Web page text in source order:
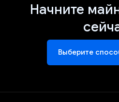
Начните
Выберите